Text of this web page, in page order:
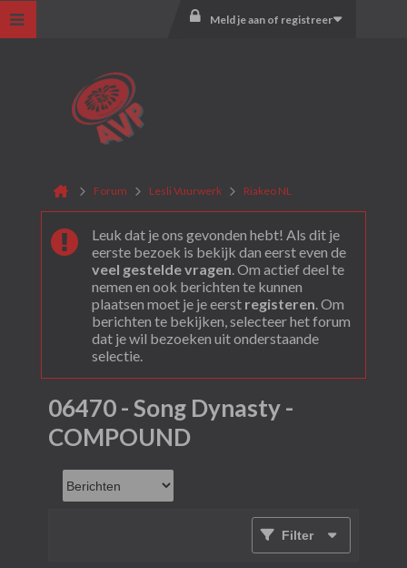
Meld je aan of registreer
Forum Lesli Vuurwerk Riakeo NL
Leuk dat je ons gevonden hebt! Als dit je
eerste bezoek is bekijk dan eerst even de
veel gestelde vragen. Om actief deel te
nemen en ook berichten te kunnen
plaatsen moet je je eerst registeren. Om
berichten te bekijken, selecteer het forum
dat je wil bezoeken uit onderstaande
selectie.
06470 - Song Dynasty -
COMPOUND
Filter